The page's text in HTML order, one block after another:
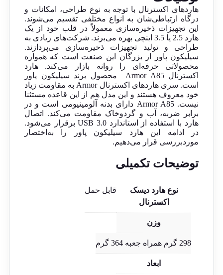
داده‌ها:
مگابیت بر ثانیه
هارد‌های اکسترنال با توجه به نوع طراحی، امکانات و
درگاه‌ ارتباطی‌شان به انواع مختلفی تقسیم می‌شوند.
این تجهیزات ذخیره‌سازی معمولاً در قلب خود از یک
هارد 2.5 یا 3.5 اینچی بهره می‌برند. شرکت‌های زیادی به
طراحی و تولید تجهیزات ذخیره‌سازی می‌پردازند.
سیلیکون پاور از بزرگان این صنعت است که همواره
محصولاتی حرفه‌ای را روانه بازار می‌کند. هارد
اکسترنال Armor A85 محصول برند سیلیکون پاور
است. سری هاردهای اکسترنال Armor به مقاومت زیاد
خود معروف هستند و این مدل هم از این قاعده مستثنا
نیست. Armor A85 دارای بدنه آلومینیومی است و در
برابر ضربه، آب و گردوخاک مقاومت می‌کند. اتصال
هارد با استفاده از استاندارد USB 3.0 برقرار می‌شود.
در ادامه این هارد سیلیکون پاور را به‌اختصار
موردبررسی قرار می‌دهیم.
توضیحات تکمیلی
نوع هارد دیسک
اکسترنال
قابل حمل
وزن
298 گرم همراه جعبه 364 گرم
ابعاد